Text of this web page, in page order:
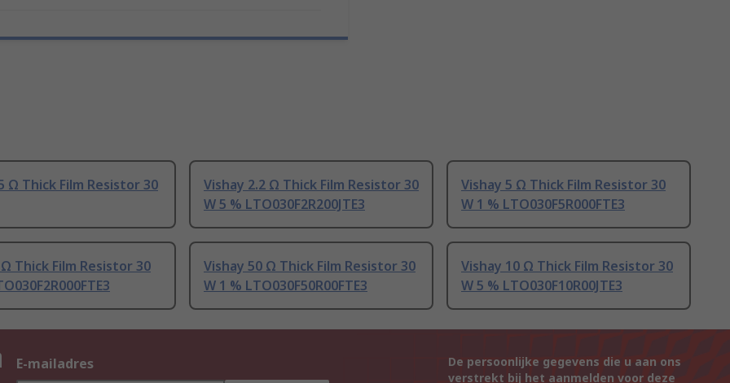
Ω Thick Film Resistor 30
Vishay 2.2 Ω Thick Film Resistor 30
W 5 % LTO030F2R200JTE3
Vishay 5 Ω Thick Film Resistor 30
W 1 % LTO030F5R000FTE3
Thick Film Resistor 30
Vishay 50 Ω Thick Film Resistor 30
W 1 % LTO030F50R00FTE3
Vishay 10 Ω Thick Film Resistor 30
W 5 % LTO030F10R00JTE3
E-mailadres
De persoonlijke gegevens die u aan ons
verstrekt bij het aanmelden voor deze